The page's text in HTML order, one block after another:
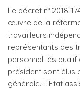
Le décret n° 2018-
œuvre de la
travailleurs
représentants des
personnalités
président sont élus
générale. L’Etat